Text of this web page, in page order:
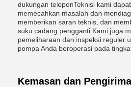
dukungan teleponTeknisi kami
memecahkan masalah dan
memberikan saran teknis, dan
suku cadang pengganti.Kami juga
pemeliharaan dan inspeksi reguler
pompa Anda beroperasi pada
Kemasan dan